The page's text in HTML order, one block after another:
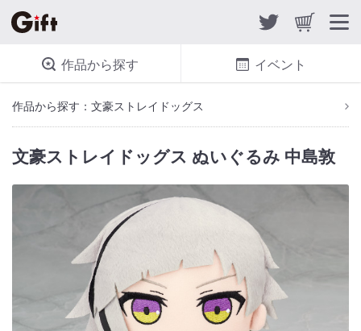
作品から探す イベント
作品から探す：文豪ストレイドッグス
文豪ストレイドッグス ぬいぐるみ 中島敦